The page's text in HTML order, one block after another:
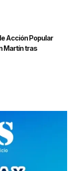
Acción Popular
Martín tras